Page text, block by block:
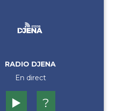
RADIO DJENA
En direct
▶️ ?